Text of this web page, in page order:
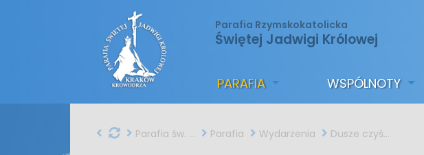
Parafia Rzymskokatolicka
Świętej Jadwigi Królowej
PARAFIA WSPÓLNOTY
Parafia św. Jadwigi w Krakowie Parafia Wydarzenia Dusze czyśćcowe